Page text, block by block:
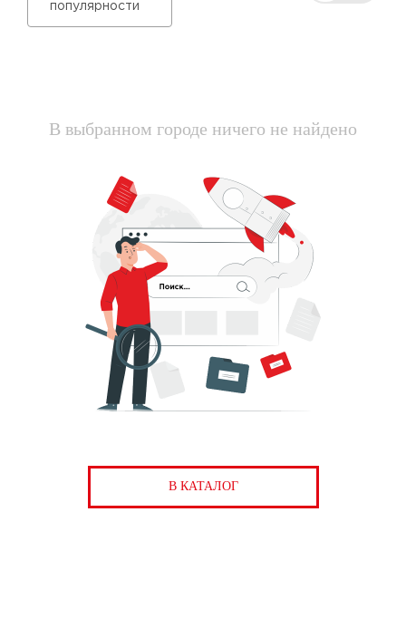
популярности
В выбранном городе ничего не найдено
В КАТАЛОГ